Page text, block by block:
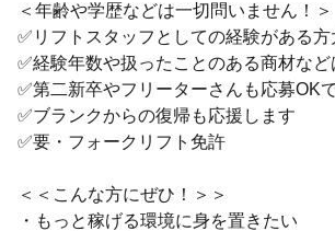
＜年齢や学歴などは一切問いません！＞
✅リフトスタッフとしての経験がある方
✅経験年数や扱ったことのある商材など
✅第二新卒やフリーターさんも応募OK
✅ブランクからの復帰も応援します
✅要・フォークリフト免許
＜＜こんな方にぜひ！＞＞
・もっと稼げる環境に身を置きたい